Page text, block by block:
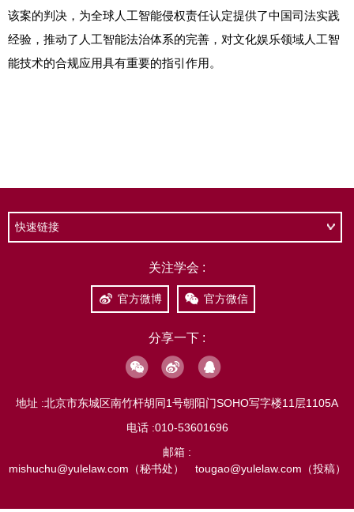
快速链接
关注学会 :
官方微博 官方微信
分享一下 :
地址 :北京市东城区南竹杆胡同1号朝阳门SOHO写字楼11层1105A
电话 :010-53601696
邮箱 :
mishuchu@yulelaw.com（秘书处） tougao@yulelaw.com（投稿）